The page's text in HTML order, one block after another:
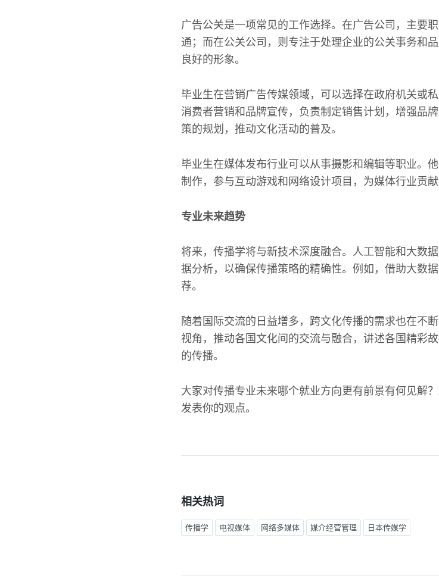
广告公关是一项常见的工作选择。在广告公司，主要
通；而在公关公司，则专注于处理企业的公关事务和
良好的形象。
毕业生在营销广告传媒领域，可以选择在政府机关或
消费者营销和品牌宣传，负责制定销售计划，增强品
策的规划，推动文化活动的普及。
毕业生在媒体发布行业可以从事摄影和编辑等职业。
制作，参与互动游戏和网络设计项目，为媒体行业贡献
专业未来趋势
将来，传播学将与新技术深度融合。人工智能和大数
据分析，以确保传播策略的精确性。例如，借助大数
荐。
随着国际交流的日益增多，跨文化传播的需求也在不
视角，推动各国文化间的交流与融合，讲述各国精彩
的传播。
大家对传播专业未来哪个就业方向更有前景有何见解
发表你的观点。
相关热词
传播学 电视媒体 网络多媒体 媒介经营管理 日本传媒学